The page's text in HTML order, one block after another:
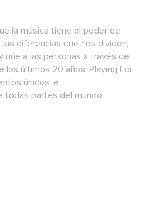
la música tiene el poder de
diferencias que nos dividen,
une a las personas a través del
los últimos 20 años, Playing For
únicos, e
todas partes del mundo.